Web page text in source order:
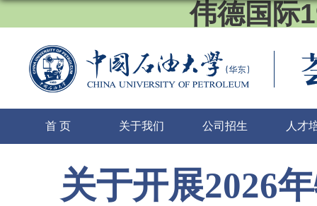
伟德国际
首 页 关于我们 公司招生 人才
关于开展2026